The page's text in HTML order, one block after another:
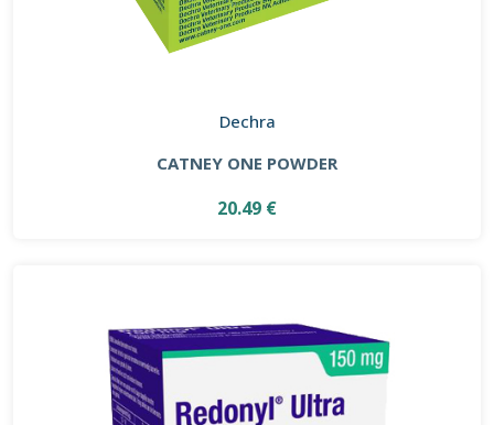
Dechra
CATNEY ONE POWDER
20.49 €